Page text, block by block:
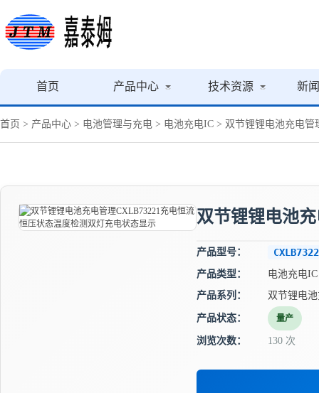
首页 产品中心 技术资源 新
首页 > 产品中心 > 电池管理与充电 > 电池充电IC > 双节锂锂电池充电管
双节锂锂电池
产品型号：
产品类型：
电池充电IC
产品系列：
双节锂电
产品状态： 量产
浏览次数： 130 次